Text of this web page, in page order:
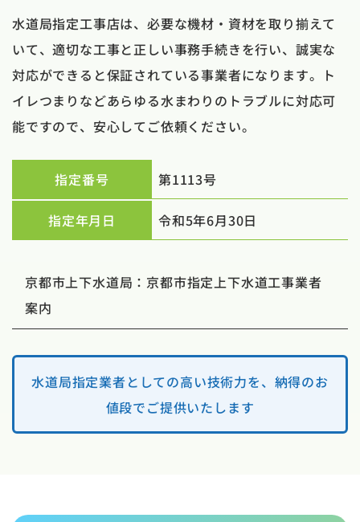
水道局指定工事店は、必要な機材・資材を取り揃えて
いて、適切な工事と正しい事務手続きを行い、誠実な
対応ができると保証されている事業者になります。ト
イレつまりなどあらゆる水まわりのトラブルに対応可
能ですので、安心してご依頼ください。
指定番号 第1113号
指定年月日 令和5年6月30日
京都市上下水道局：京都市指定上下水道工事業者
案内
水道局指定業者としての高い技術力を、納得のお
値段でご提供いたします